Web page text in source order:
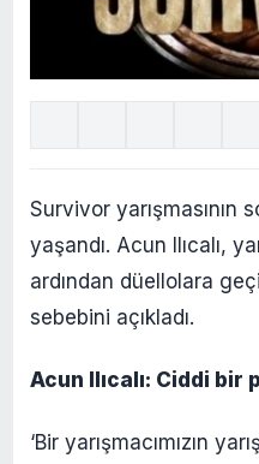
Survivor yarışmasının
yaşandı. Acun Ilıcalı,
ardından düellolara
sebebini açıkladı.
Acun Ilıcalı: Ciddi bir
‘Bir yarışmacımızın